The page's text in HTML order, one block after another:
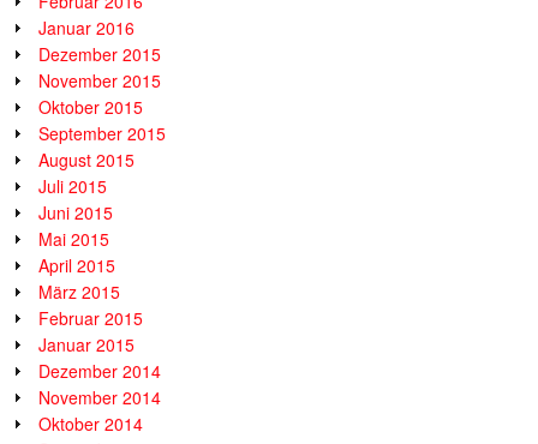
Januar 2016
Dezember 2015
November 2015
Oktober 2015
September 2015
August 2015
Juli 2015
Juni 2015
Mai 2015
April 2015
März 2015
Februar 2015
Januar 2015
Dezember 2014
November 2014
Oktober 2014